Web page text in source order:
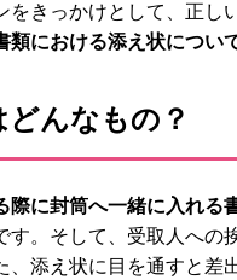
をきっかけとして、正し
類における添え状につい
んなもの？
際に封筒へ一緒に入れる
す。そして、受取人への
、添え状に目を通すと差